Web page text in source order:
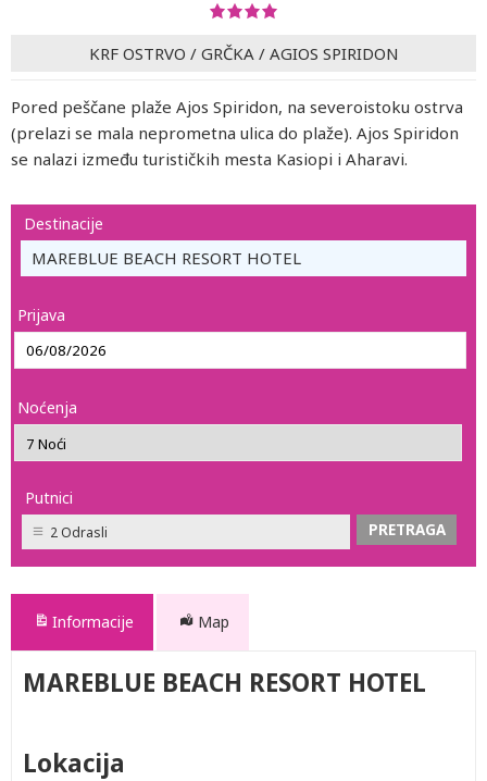
KRF OSTRVO / GRČKA / AGIOS SPIRIDON
Pored peščane plaže Ajos Spiridon, na severoistoku ostrva
(prelazi se mala neprometna ulica do plaže). Ajos Spiridon
se nalazi između turističkih mesta Kasiopi i Aharavi.
Destinacije
MAREBLUE BEACH RESORT HOTEL
Prijava
Noćenja
Putnici
2 Odrasli
Informacije Map
MAREBLUE BEACH RESORT HOTEL
Lokacija